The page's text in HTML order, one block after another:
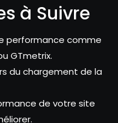
à Suivre
performance comme
GTmetrix.
du chargement de la
de votre site